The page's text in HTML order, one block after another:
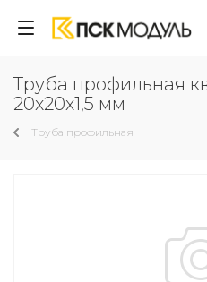
Труба профильная
20х20х1,5 мм
Труба профильная